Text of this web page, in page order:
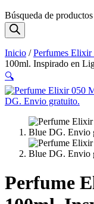
Búsqueda de productos
Inicio /Perfumes
100ml. Inspirado en
🔍
Perfume